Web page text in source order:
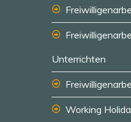
Unterrichten
Working